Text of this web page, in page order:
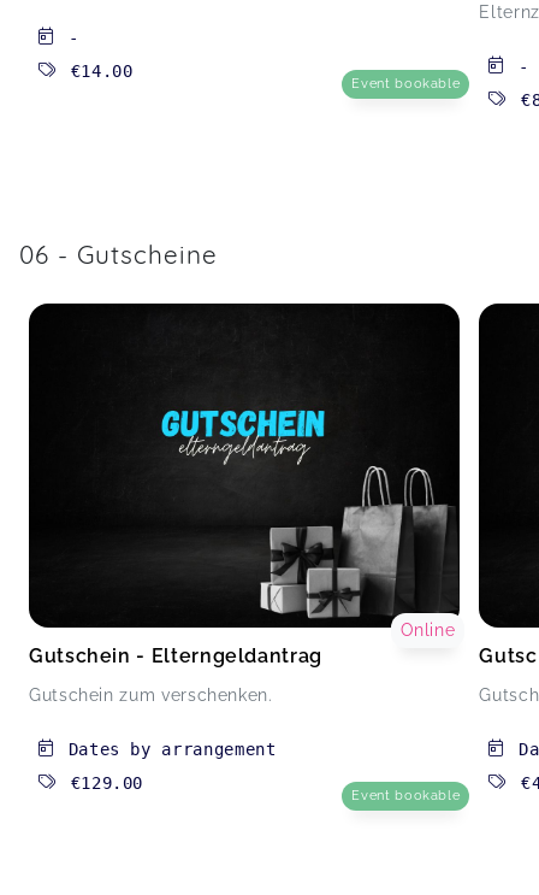
-
€14.00
Event bookable
-
06 - Gutscheine
Gutschein - Elterngeldantrag
Gutschein zum verschenken.
Online
Dates by arrangement
€129.00
Event bookable